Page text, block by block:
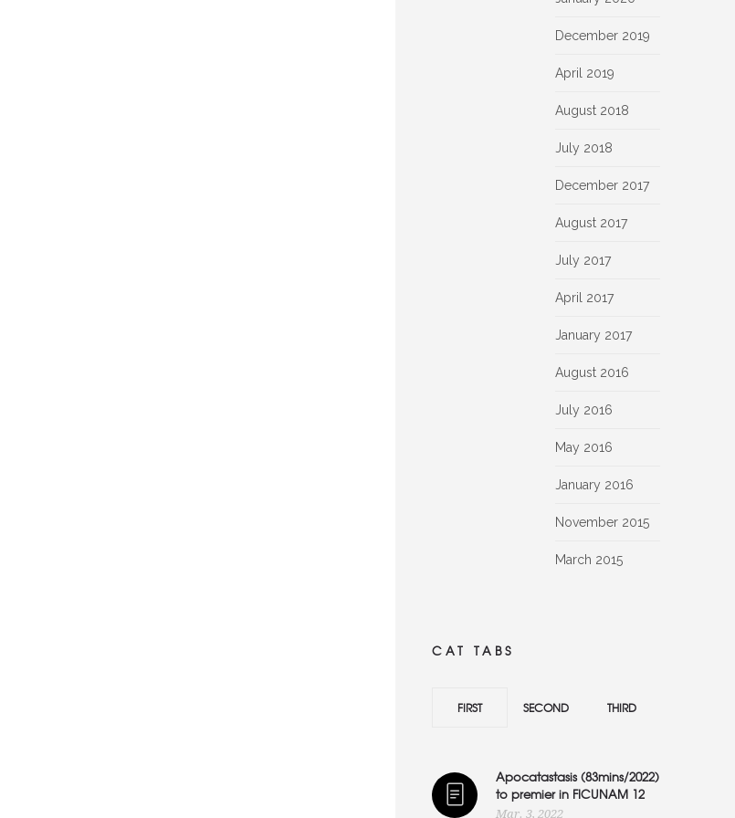
December 2019
April 2019
August 2018
July 2018
December 2017
August 2017
July 2017
April 2017
January 2017
August 2016
July 2016
May 2016
January 2016
November 2015
March 2015
CAT TABS
FIRST SECOND THIRD
Apocatastasis (83mins/2022)
to premier in FICUNAM 12
Mar. 3, 2022